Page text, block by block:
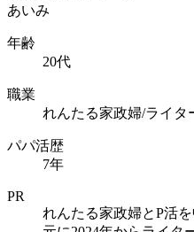
あいみ
年齢
20代
職業
れんたる家政婦/ライタ
パパ活歴
7年
PR
れんたる家政婦とP活